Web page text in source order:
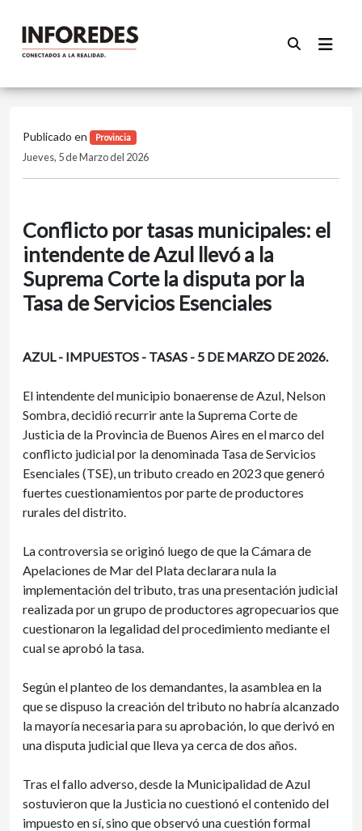
Publicado en Provincia
Jueves, 5 de Marzo del 2026
Conflicto por tasas municipales: el
intendente de Azul llevó a la
Suprema Corte la disputa por la
Tasa de Servicios Esenciales
AZUL - IMPUESTOS - TASAS - 5 DE MARZO DE 2026.
El intendente del municipio bonaerense de Azul, Nelson
Sombra, decidió recurrir ante la Suprema Corte de
Justicia de la Provincia de Buenos Aires en el marco del
conflicto judicial por la denominada Tasa de Servicios
Esenciales (TSE), un tributo creado en 2023 que generó
fuertes cuestionamientos por parte de productores
rurales del distrito.
La controversia se originó luego de que la Cámara de
Apelaciones de Mar del Plata declarara nula la
implementación del tributo, tras una presentación judicial
realizada por un grupo de productores agropecuarios que
cuestionaron la legalidad del procedimiento mediante el
cual se aprobó la tasa.
Según el planteo de los demandantes, la asamblea en la
que se dispuso la creación del tributo no habría alcanzado
la mayoría necesaria para su aprobación, lo que derivó en
una disputa judicial que lleva ya cerca de dos años.
Tras el fallo adverso, desde la Municipalidad de Azul
sostuvieron que la Justicia no cuestionó el contenido del
impuesto en sí, sino que observó una cuestión formal